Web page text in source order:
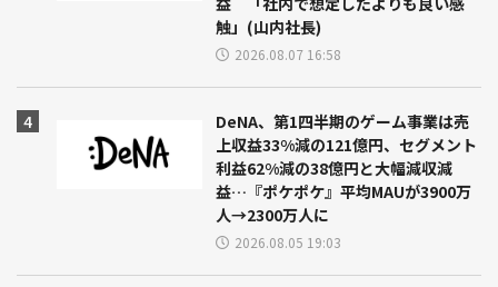
触」(山内社長)
2026.08.07 16:58
DeNA、第1四半期のゲーム事業は売
上収益33%減の121億円、セグメント
利益62%減の38億円と大幅減収減
益…『ポケポケ』平均MAUが3900万
人→2300万人に
2026.08.05 19:03